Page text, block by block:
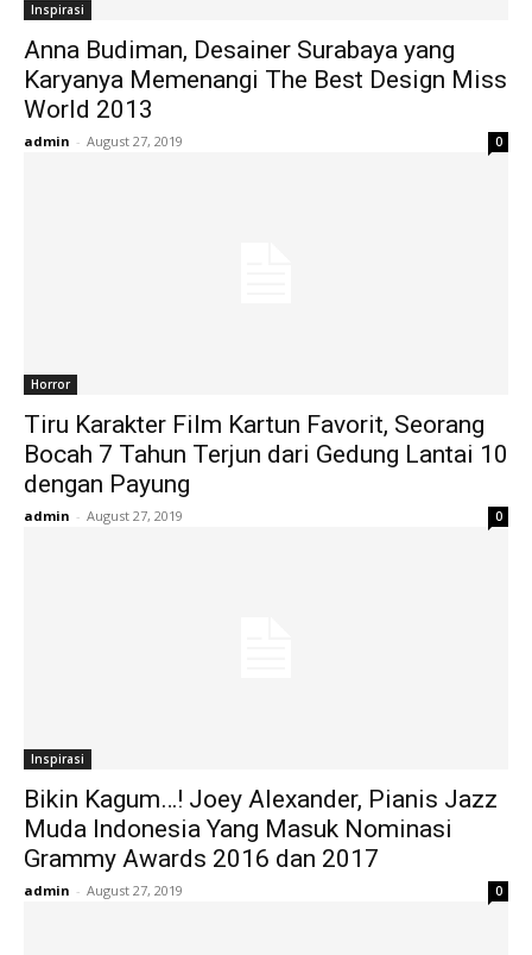
Inspirasi
Anna Budiman, Desainer Surabaya yang
Karyanya Memenangi The Best Design Miss
World 2013
admin - August 27, 2019 0
Horror
Tiru Karakter Film Kartun Favorit, Seorang
Bocah 7 Tahun Terjun dari Gedung Lantai 10
dengan Payung
admin - August 27, 2019 0
Inspirasi
Bikin Kagum…! Joey Alexander, Pianis Jazz
Muda Indonesia Yang Masuk Nominasi
Grammy Awards 2016 dan 2017
admin - August 27, 2019 0